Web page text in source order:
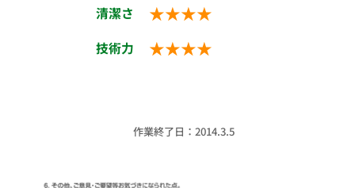
清潔さ ★★★★
技術力 ★★★★
作業終了日：2014.3.5